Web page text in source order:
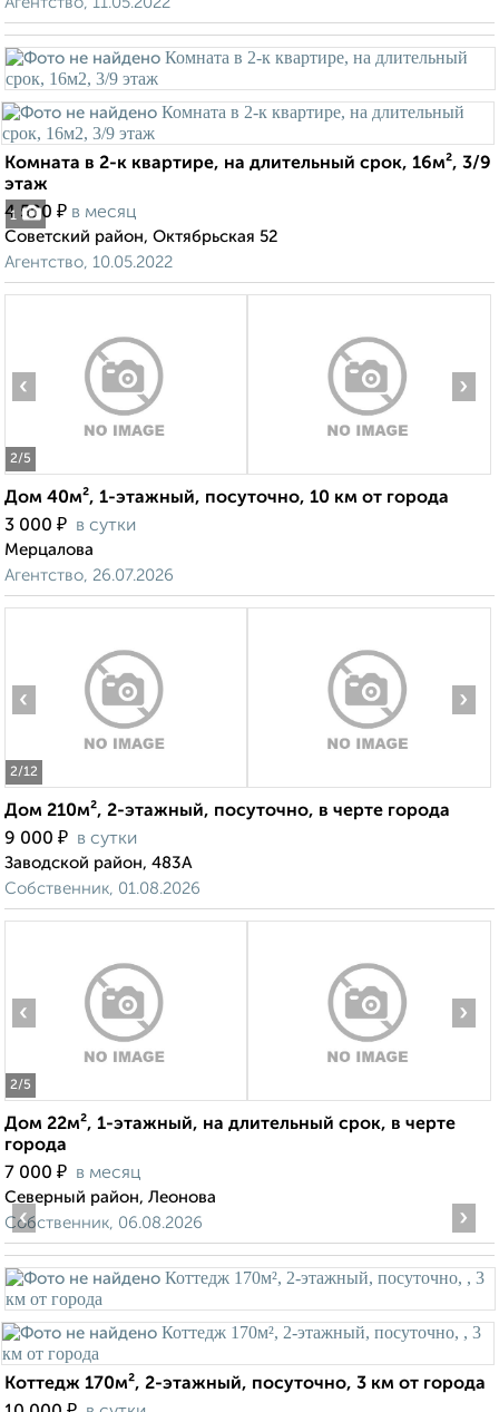
1
Комната в 2-к квартире, на длительный срок, 16м², 3/9
этаж
4 500 ₽ в месяц
Советский район, Октябрьская 52
Агентство, 10.05.2022
2/5
‹ ›
Дом 40м², 1-этажный, посуточно, 10 км от города
3 000 ₽ в сутки
Мерцалова
Агентство, 26.07.2026
2/12
‹ ›
Дом 210м², 2-этажный, посуточно, в черте города
9 000 ₽ в сутки
Заводской район, 483А
Собственник, 01.08.2026
2/5
‹ ›
Дом 22м², 1-этажный, на длительный срок, в черте
города
7 000 ₽ в месяц
Северный район, Леонова
Собственник, 06.08.2026
‹ ›
Коттедж 170м², 2-этажный, посуточно, 3 км от города